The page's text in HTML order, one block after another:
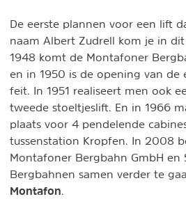
De eerste plannen voor een lift
naam Albert Zudrell kom je in
1948 komt de Montafoner
en in 1950 is de opening van de
feit. In 1951 realiseert men ook
tweede stoeltjeslift. En in 1966
plaats voor 4 pendelende
tussenstation Kropfen. In 2008
Montafoner Bergbahn GmbH en
Bergbahnen samen verder te
Montafon